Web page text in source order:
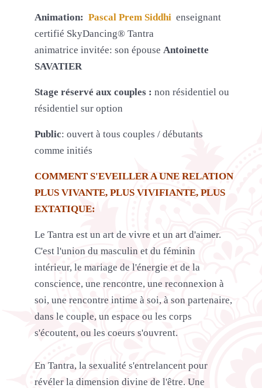
Animation: Pascal Prem Siddhi enseignant
certifié SkyDancing® Tantra
animatrice invitée: son épouse Antoinette
SAVATIER
Stage réservé aux couples : non résidentiel ou
résidentiel sur option
Public: ouvert à tous couples / débutants
comme initiés
COMMENT S'EVEILLER A UNE RELATION
PLUS VIVANTE, PLUS VIVIFIANTE, PLUS
EXTATIQUE:
Le Tantra est un art de vivre et un art d'aimer.
C'est l'union du masculin et du féminin
intérieur, le mariage de l'énergie et de la
conscience, une rencontre, une reconnexion à
soi, une rencontre intime à soi, à son partenaire,
dans le couple, un espace ou les corps
s'écoutent, ou les coeurs s'ouvrent.
En Tantra, la sexualité s'entrelancent pour
révéler la dimension divine de l'être. Une